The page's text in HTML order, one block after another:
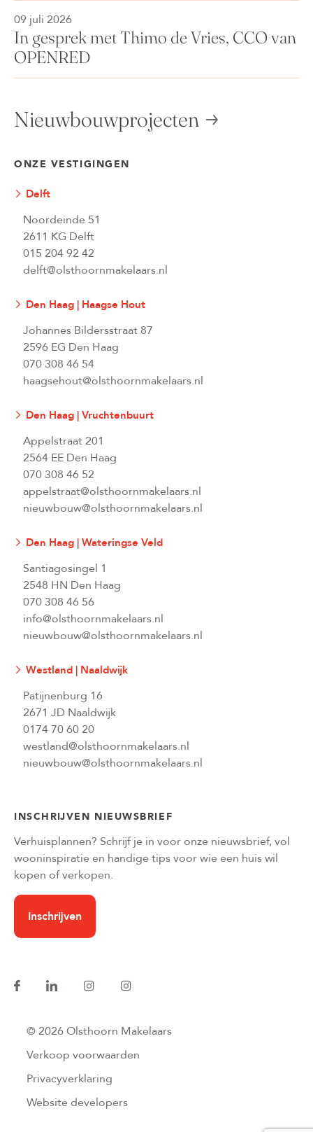
09 juli 2026
In gesprek met Thimo de Vries, CCO van
OPENRED
Nieuwbouwprojecten
ONZE VESTIGINGEN
Delft
Noordeinde 51
2611 KG Delft
015 204 92 42
delft@olsthoornmakelaars.nl
Den Haag | Haagse Hout
Johannes Bildersstraat 87
2596 EG Den Haag
070 308 46 54
haagsehout@olsthoornmakelaars.nl
Den Haag | Vruchtenbuurt
Appelstraat 201
2564 EE Den Haag
070 308 46 52
appelstraat@olsthoornmakelaars.nl
nieuwbouw@olsthoornmakelaars.nl
Den Haag | Wateringse Veld
Santiagosingel 1
2548 HN Den Haag
070 308 46 56
info@olsthoornmakelaars.nl
nieuwbouw@olsthoornmakelaars.nl
Westland | Naaldwijk
Patijnenburg 16
2671 JD Naaldwijk
0174 70 60 20
westland@olsthoornmakelaars.nl
nieuwbouw@olsthoornmakelaars.nl
INSCHRIJVEN NIEUWSBRIEF
Verhuisplannen? Schrijf je in voor onze nieuwsbrief, vol
wooninspiratie en handige tips voor wie een huis wil
kopen of verkopen.
Inschrijven
© 2026 Olsthoorn Makelaars
Verkoop voorwaarden
Privacyverklaring
Website developers